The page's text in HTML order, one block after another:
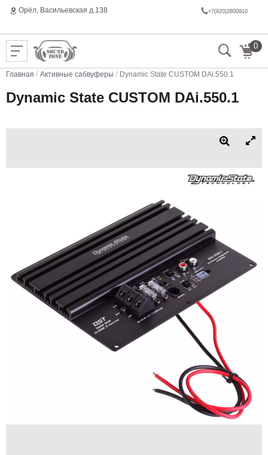
Орёл, Васильeвская д.138 +7(920)2800910
0
Главная / Активные сабвуферы / Dynamic State CUSTOM DAi.550.1
Dynamic State CUSTOM DAi.550.1